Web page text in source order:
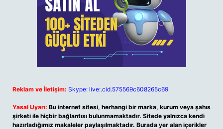
Reklam ve İletişim: Skype: live:.cid.575569c608265c69
Yasal Uyarı: Bu internet sitesi, herhangi bir marka, kurum veya şahıs
şirketi ile hiçbir bağlantısı bulunmamaktadır. Sitede yalnızca kendi
hazırladığımız makaleler paylaşılmaktadır. Burada yer alan içerikler